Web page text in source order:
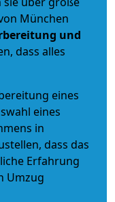
München
und
dass alles
eines
eines
in
dass das
Erfahrung
Umzug